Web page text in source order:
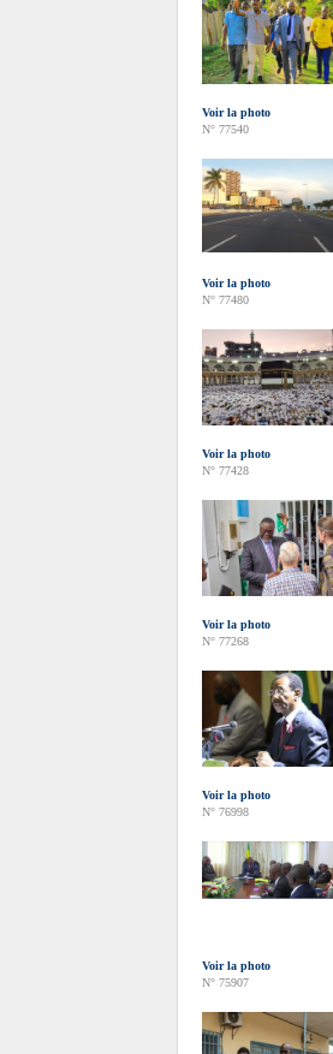
Voir la photo
N° 77540
Voir la photo
N° 77480
Voir la photo
N° 77428
Voir la photo
N° 77268
Voir la photo
N° 76998
Voir la photo
N° 75907